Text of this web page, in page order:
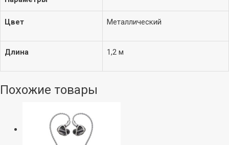
Гарнитурные
Цвет Металлический
Длина 1,2 м
Похожие товары